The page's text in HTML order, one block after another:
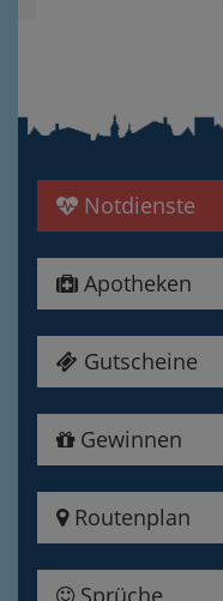
Notdienste
Apotheken
Gutscheine
Gewinnen
Routenplan
Sprüche